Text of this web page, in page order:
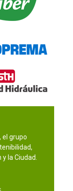
, el grupo
la Ciudad.